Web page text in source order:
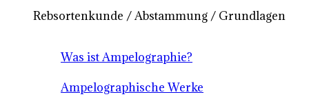
Rebsortenkunde / Abstammung / Grundlagen
Was ist Ampelographie?
Ampelographische Werke